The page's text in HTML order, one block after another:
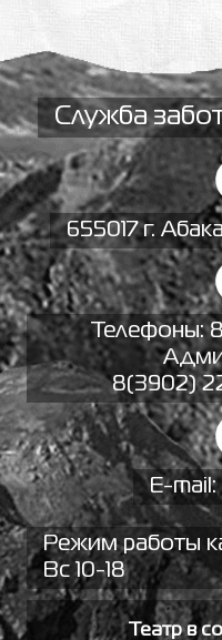
Служба
655017 г.
Телефоны:
8(3902)
E-mail:
Режим работы
Вс 10-18
Театр в